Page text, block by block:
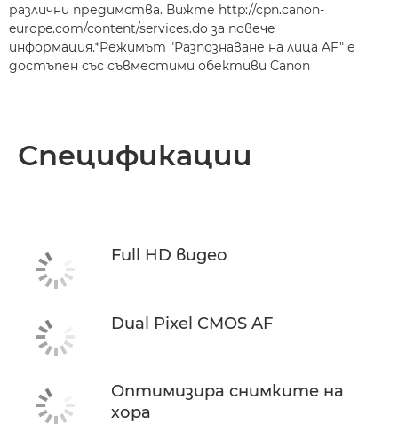
различни предимства. Вижте http://cpn.canon-
europe.com/content/services.do за повече
информация.*Режимът "Разпознаване на лица AF" е
достъпен със съвместими обективи Canon
Спецификации
Full HD видео
Dual Pixel CMOS AF
Оптимизира снимките на
хора